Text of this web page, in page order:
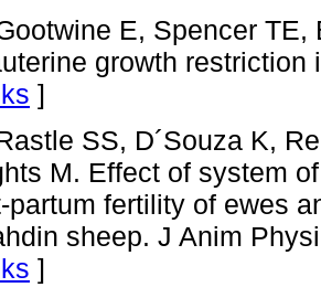
E, Spencer
growth
]
SS, D´Souza K,
M. Effect of system
partum fertility of ewes
sheep. J Anim
]